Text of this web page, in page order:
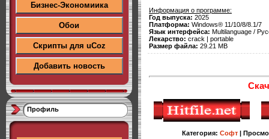
Бизнес-Экономиика
Обои
Скрипты для uCoz
Добавить новость
Профиль
Информация о программе:
Год выпуска: 2025
Платформа: Windows® 11/10/8/8.1/7
Язык интерфейса: Multilanguage /
Лекарство: crack | portable
Размер файла: 29.21 MB
Категория: Софт|